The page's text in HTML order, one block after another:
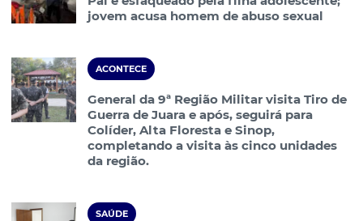
jovem acusa homem de abuso sexual
ACONTECE
General da 9ª Região Militar visita Tiro de
Guerra de Juara e após, seguirá para
Colíder, Alta Floresta e Sinop,
completando a visita às cinco unidades
da região.
SAÚDE